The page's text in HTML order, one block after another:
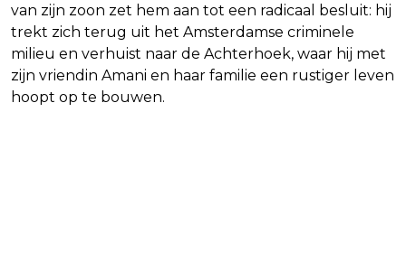
van zijn zoon zet hem aan tot een radicaal besluit: hij
trekt zich terug uit het Amsterdamse criminele
milieu en verhuist naar de Achterhoek, waar hij met
zijn vriendin Amani en haar familie een rustiger leven
hoopt op te bouwen.